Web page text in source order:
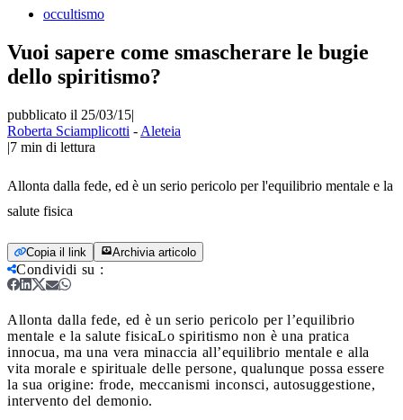
occultismo
Vuoi sapere come smascherare le bugie
dello spiritismo?
pubblicato il 25/03/15|
Roberta Sciamplicotti - Aleteia
|7 min di lettura
Allonta dalla fede, ed è un serio pericolo per l'equilibrio mentale e la
salute fisica
Copia il link Archivia articolo
Condividi su :
Allonta dalla fede, ed è un serio pericolo per l’equilibrio
mentale e la salute fisicaLo spiritismo non è una pratica
innocua, ma una vera minaccia all’equilibrio mentale e alla
vita morale e spirituale delle persone, qualunque possa essere
la sua origine: frode, meccanismi inconsci, autosuggestione,
intervento del demonio.